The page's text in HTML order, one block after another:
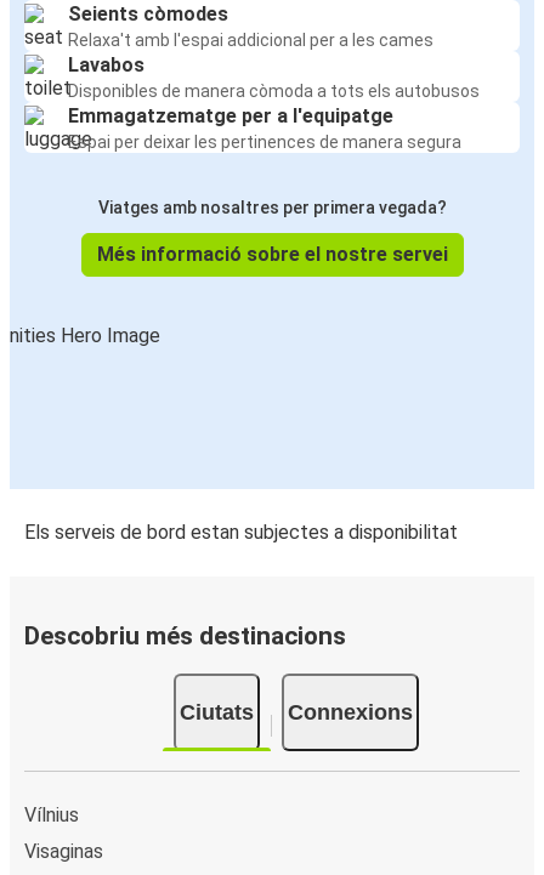
Seients còmodes
Relaxa't amb l'espai addicional per a les cames
Lavabos
Disponibles de manera còmoda a tots els autobusos
Emmagatzematge per a l'equipatge
Espai per deixar les pertinences de manera segura
Viatges amb nosaltres per primera vegada?
Més informació sobre el nostre servei
Els serveis de bord estan subjectes a disponibilitat
Descobriu més destinacions
Ciutats Connexions
Vílnius
Visaginas